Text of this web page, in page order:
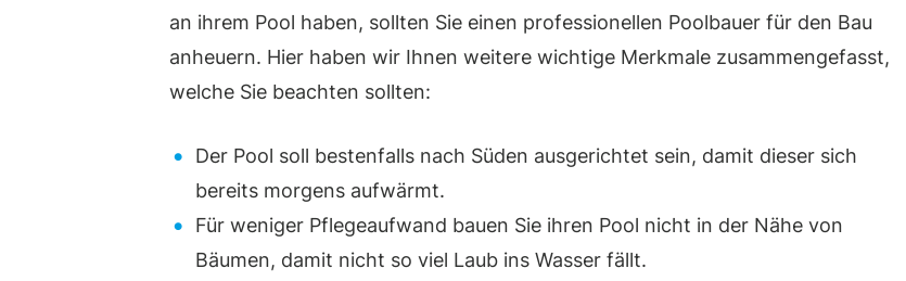
an ihrem Pool haben, sollten Sie einen professionellen Poolbauer für den Bau
anheuern. Hier haben wir Ihnen weitere wichtige Merkmale zusammengefasst,
welche Sie beachten sollten:
Der Pool soll bestenfalls nach Süden ausgerichtet sein, damit dieser sich
bereits morgens aufwärmt.
Für weniger Pflegeaufwand bauen Sie ihren Pool nicht in der Nähe von
Bäumen, damit nicht so viel Laub ins Wasser fällt.